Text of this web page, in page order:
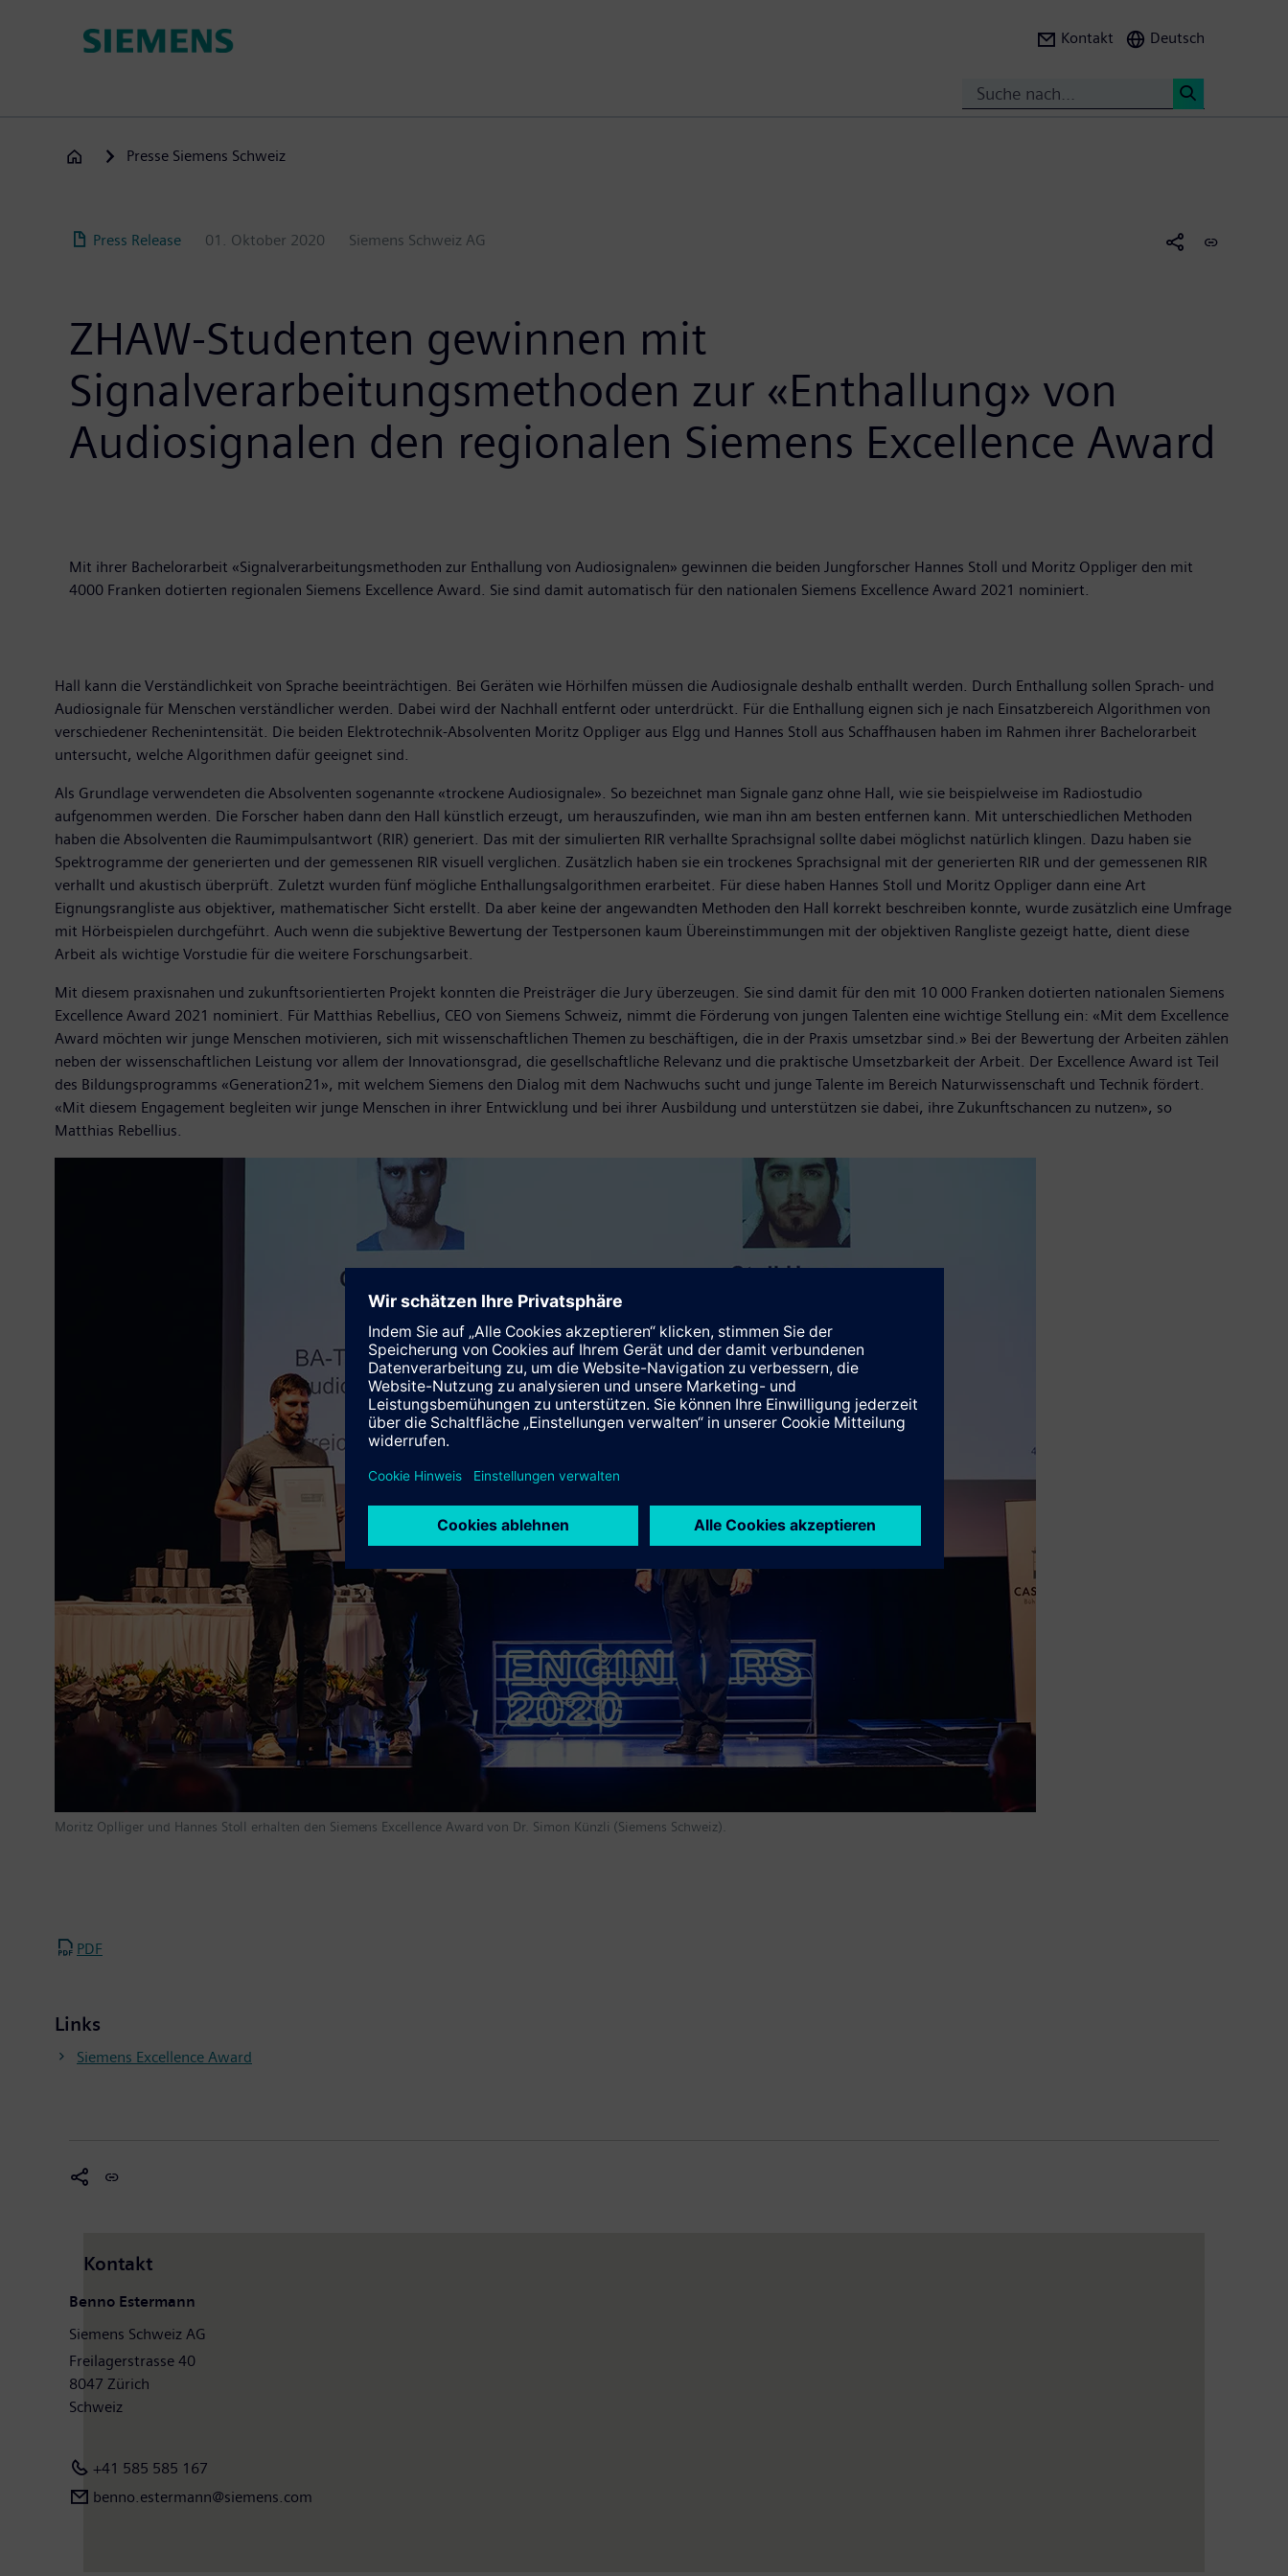
Kontakt Deutsch
Presse Siemens Schweiz
Press Release 01. Oktober 2020 Siemens Schweiz AG
ZHAW-Studenten gewinnen mit
Signalverarbeitungsmethoden zur «Enthallung» von
Audiosignalen den regionalen Siemens Excellence Award
Mit ihrer Bachelorarbeit «Signalverarbeitungsmethoden zur Enthallung von Audiosignalen» gewinnen die beiden Jungforscher Hannes Stoll und Moritz Oppliger den mit
4000 Franken dotierten regionalen Siemens Excellence Award. Sie sind damit automatisch für den nationalen Siemens Excellence Award 2021 nominiert.
Hall kann die Verständlichkeit von Sprache beeinträchtigen. Bei Geräten wie Hörhilfen müssen die Audiosignale deshalb enthallt werden. Durch Enthallung sollen Sprach- und
Audiosignale für Menschen verständlicher werden. Dabei wird der Nachhall entfernt oder unterdrückt. Für die Enthallung eignen sich je nach Einsatzbereich Algorithmen von
verschiedener Rechenintensität. Die beiden Elektrotechnik-Absolventen Moritz Oppliger aus Elgg und Hannes Stoll aus Schaffhausen haben im Rahmen ihrer Bachelorarbeit
untersucht, welche Algorithmen dafür geeignet sind.
Als Grundlage verwendeten die Absolventen sogenannte «trockene Audiosignale». So bezeichnet man Signale ganz ohne Hall, wie sie beispielweise im Radiostudio
aufgenommen werden. Die Forscher haben dann den Hall künstlich erzeugt, um herauszufinden, wie man ihn am besten entfernen kann. Mit unterschiedlichen Methoden
haben die Absolventen die Raumimpulsantwort (RIR) generiert. Das mit der simulierten RIR verhallte Sprachsignal sollte dabei möglichst natürlich klingen. Dazu haben sie
Spektrogramme der generierten und der gemessenen RIR visuell verglichen. Zusätzlich haben sie ein trockenes Sprachsignal mit der generierten RIR und der gemessenen RIR
verhallt und akustisch überprüft. Zuletzt wurden fünf mögliche Enthallungsalgorithmen erarbeitet. Für diese haben Hannes Stoll und Moritz Oppliger dann eine Art
Eignungsrangliste aus objektiver, mathematischer Sicht erstellt. Da aber keine der angewandten Methoden den Hall korrekt beschreiben konnte, wurde zusätzlich eine Umfrage
mit Hörbeispielen durchgeführt. Auch wenn die subjektive Bewertung der Testpersonen kaum Übereinstimmungen mit der objektiven Rangliste gezeigt hatte, dient diese
Arbeit als wichtige Vorstudie für die weitere Forschungsarbeit.
Mit diesem praxisnahen und zukunftsorientierten Projekt konnten die Preisträger die Jury überzeugen. Sie sind damit für den mit 10 000 Franken dotierten nationalen Siemens
Excellence Award 2021 nominiert. Für Matthias Rebellius, CEO von Siemens Schweiz, nimmt die Förderung von jungen Talenten eine wichtige Stellung ein: «Mit dem Excellence
Award möchten wir junge Menschen motivieren, sich mit wissenschaftlichen Themen zu beschäftigen, die in der Praxis umsetzbar sind.» Bei der Bewertung der Arbeiten zählen
neben der wissenschaftlichen Leistung vor allem der Innovationsgrad, die gesellschaftliche Relevanz und die praktische Umsetzbarkeit der Arbeit. Der Excellence Award ist Teil
des Bildungsprogramms «Generation21», mit welchem Siemens den Dialog mit dem Nachwuchs sucht und junge Talente im Bereich Naturwissenschaft und Technik fördert.
«Mit diesem Engagement begleiten wir junge Menschen in ihrer Entwicklung und bei ihrer Ausbildung und unterstützen sie dabei, ihre Zukunftschancen zu nutzen», so
Matthias Rebellius.
Moritz Oplliger und Hannes Stoll erhalten den Siemens Excellence Award von Dr. Simon Künzli (Siemens Schweiz).
PDF
Links
Siemens Excellence Award
Kontakt
Benno Estermann
Siemens Schweiz AG
Freilagerstrasse 40
8047 Zürich
Schweiz
+41 585 585 167
benno.estermann@siemens.com